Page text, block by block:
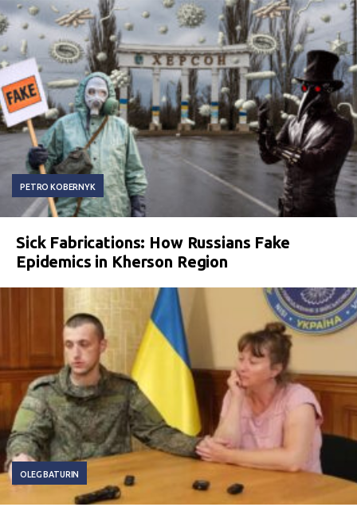
PETRO KOBERNYK
Sick Fabrications: How Russians Fake
Epidemics in Kherson Region
OLEG BATURIN